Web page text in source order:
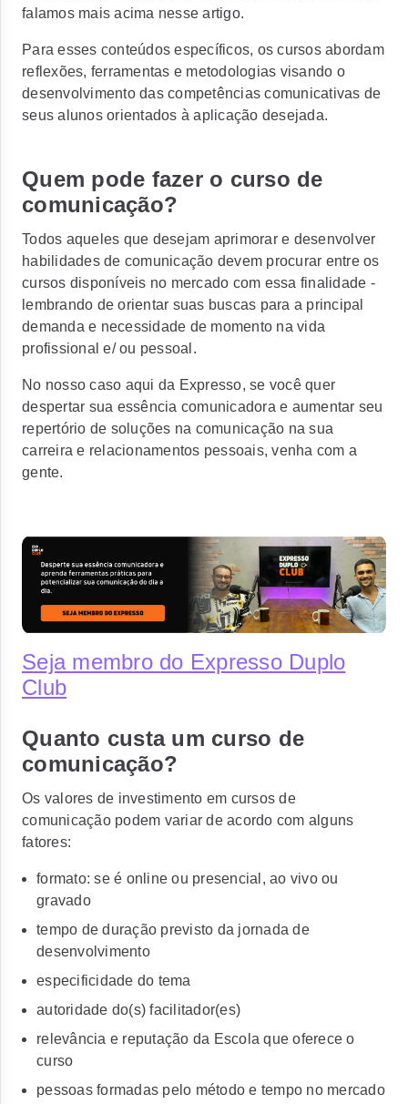
falamos mais acima nesse artigo.
Para esses conteúdos específicos, os cursos abordam
reflexões, ferramentas e metodologias visando o
desenvolvimento das competências comunicativas de
seus alunos orientados à aplicação desejada.
Quem pode fazer o curso de
comunicação?
Todos aqueles que desejam aprimorar e desenvolver
habilidades de comunicação devem procurar entre os
cursos disponíveis no mercado com essa finalidade -
lembrando de orientar suas buscas para a principal
demanda e necessidade de momento na vida
profissional e/ ou pessoal.
No nosso caso aqui da Expresso, se você quer
despertar sua essência comunicadora e aumentar seu
repertório de soluções na comunicação na sua
carreira e relacionamentos pessoais, venha com a
gente.
Seja membro do Expresso Duplo
Club
Quanto custa um curso de
comunicação?
Os valores de investimento em cursos de
comunicação podem variar de acordo com alguns
fatores:
formato: se é online ou presencial, ao vivo ou
gravado
tempo de duração previsto da jornada de
desenvolvimento
especificidade do tema
autoridade do(s) facilitador(es)
relevância e reputação da Escola que oferece o
curso
pessoas formadas pelo método e tempo no mercado